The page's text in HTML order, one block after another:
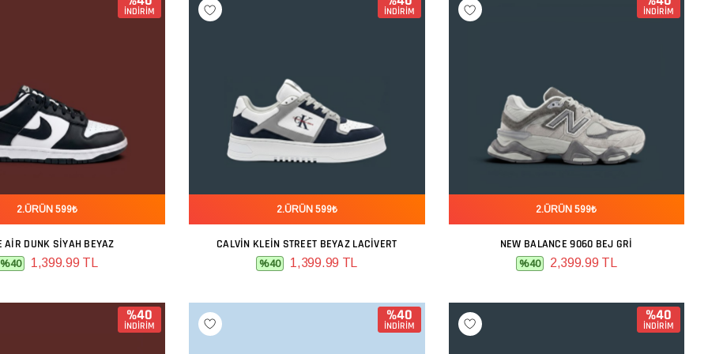
İNDİRİM
2.ÜRÜN 599₺
SEPETE EKLE
AIR DUNK SIYAH BEYAZ
%40 1,399.99 TL
İNDİRİM
2.ÜRÜN 599₺
SEPETE EKLE
CALVIN KLEIN STREET BEYAZ LACIVERT
%40 1,399.99 TL
İNDİRİM
2.ÜRÜN 599₺
SEPETE EKLE
NEW BALANCE 9060 BEJ GRI
%40 2,399.99 TL
%40
İNDİRİM
%40
İNDİRİM
%40
İNDİRİM